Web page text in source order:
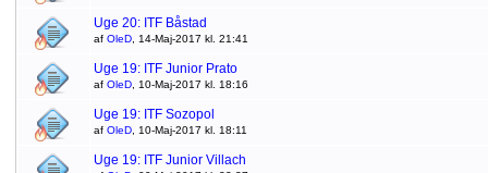
Uge 20: ITF Båstad
af OleD, 14-Maj-2017 kl. 21:41
Uge 19: ITF Junior Prato
af OleD, 10-Maj-2017 kl. 18:16
Uge 19: ITF Sozopol
af OleD, 10-Maj-2017 kl. 18:11
Uge 19: ITF Junior Villach